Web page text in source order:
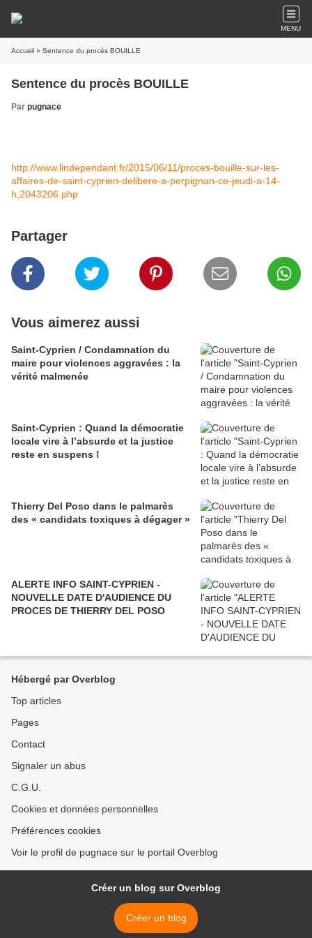
MENU
Accueil » Sentence du procès BOUILLE
Sentence du procès BOUILLE
Par pugnace
http://www.lindependant.fr/2015/06/11/proces-bouille-sur-les-
affaires-de-saint-cyprien-delibere-a-perpignan-ce-jeudi-a-14-
h,2043206.php
Partager
Vous aimerez aussi
Saint-Cyprien / Condamnation du
maire pour violences aggravées : la
vérité malmenée
Saint-Cyprien : Quand la démocratie
locale vire à l’absurde et la justice
reste en suspens !
Thierry Del Poso dans le palmarès
des « candidats toxiques à dégager »
ALERTE INFO SAINT-CYPRIEN -
NOUVELLE DATE D'AUDIENCE DU
PROCES DE THIERRY DEL POSO
Hébergé par Overblog
Top articles
Pages
Contact
Signaler un abus
C.G.U.
Cookies et données personnelles
Préférences cookies
Voir le profil de pugnace sur le portail Overblog
Créer un blog sur Overblog
Créer un blog